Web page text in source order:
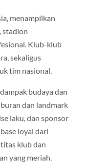
menampilkan
stadion
Klub-klub
sekaligus
tim nasional.
budaya dan
dan landmark
laku, dan sponsor
loyal dari
klub dan
yang meriah.